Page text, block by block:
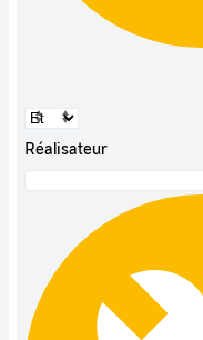
Réalisateur